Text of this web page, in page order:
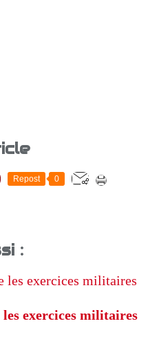
Repost 0
:
exercices militaires